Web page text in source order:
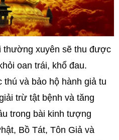
xuyên sẽ thu được
oan trái, khổ đau.
và bảo hộ hành giả tu
trừ tật bệnh và tăng
trong bài kinh tượng
Bồ Tát, Tôn Giả và